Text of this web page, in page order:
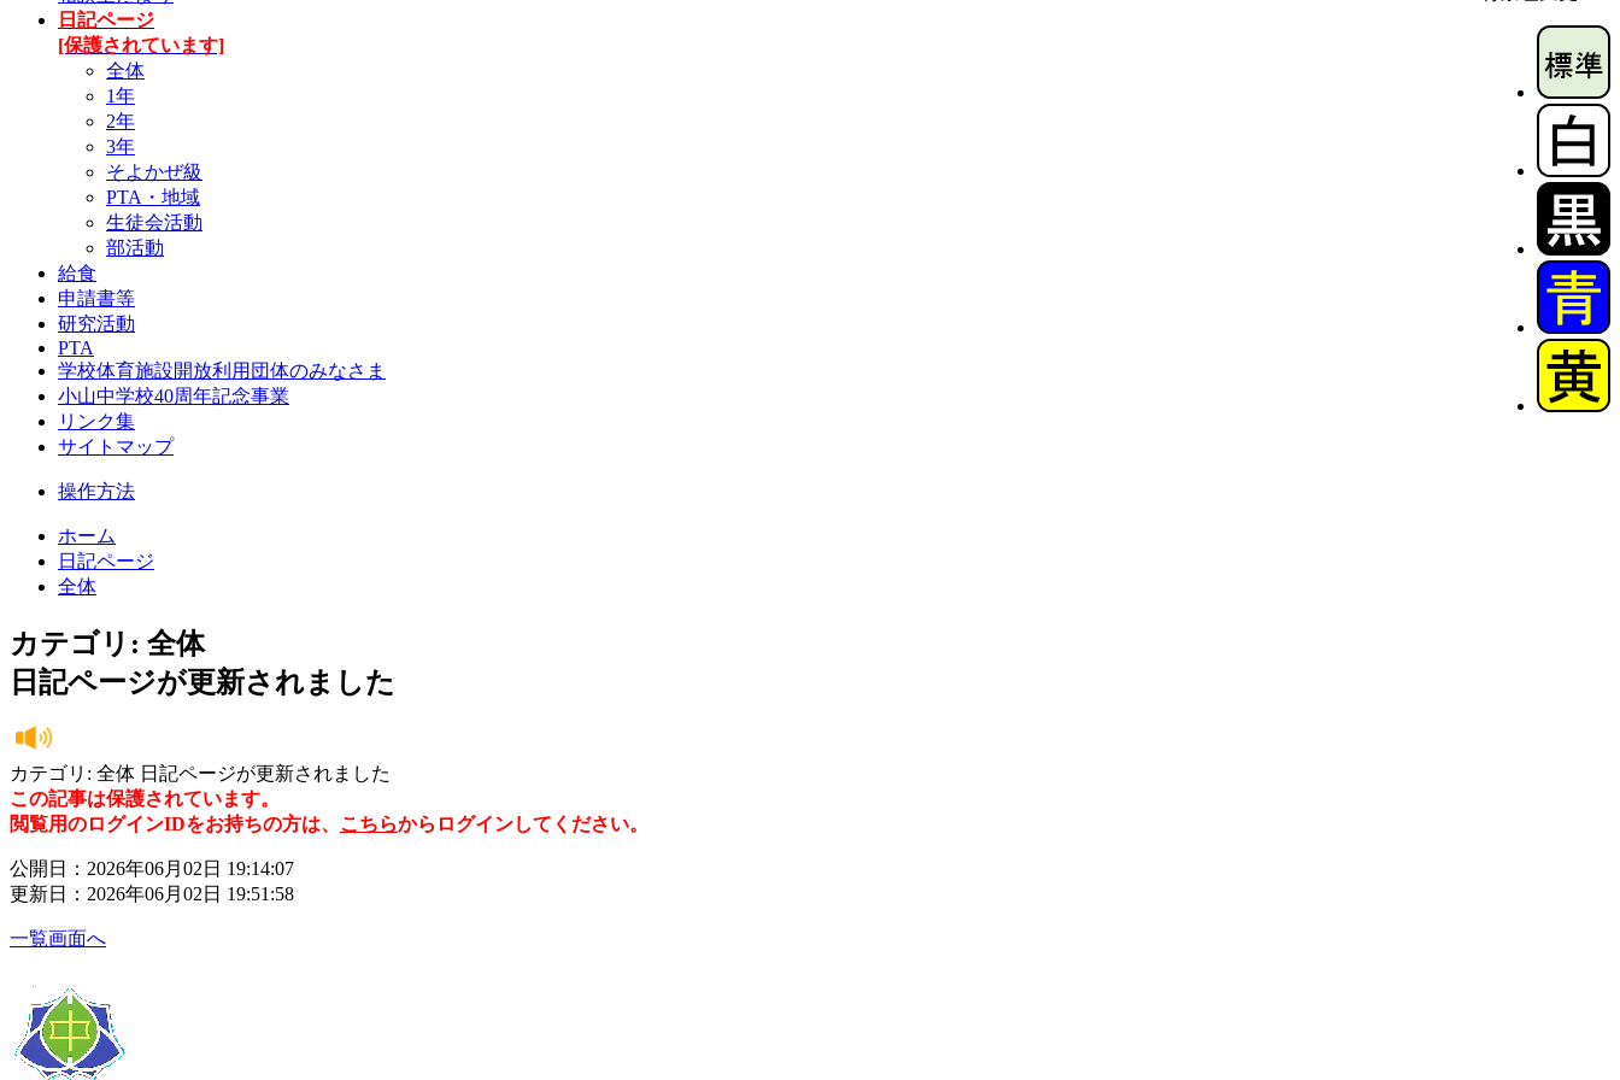
日記ページ
[保護されています]
全体
1年
2年
3年
そよかぜ級
PTA・地域
生徒会活動
部活動
給食
申請書等
研究活動
PTA
学校体育施設開放利用団体のみなさま
小山中学校40周年記念事業
リンク集
サイトマップ
操作方法
ホーム
日記ページ
全体
カテゴリ: 全体
日記ページが更新されました
カテゴリ: 全体 日記ページが更新されました
この記事は保護されています。
閲覧用のログインIDをお持ちの方は、 こちらからログインしてください。
公開日：2026年06月02日 19:14:07
更新日：2026年06月02日 19:51:58
一覧画面へ